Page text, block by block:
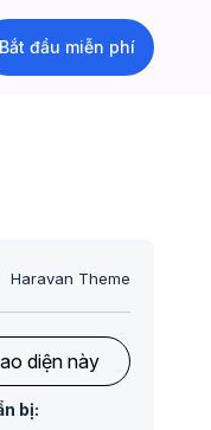
Bắt đầu miễn phí
Haravan Theme
diện này
bị: